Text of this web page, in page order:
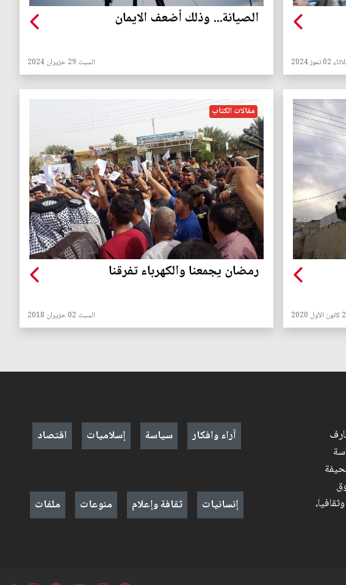
02 تموز 2024
الصيانة... وذلك أضعف الايمان
السبت 29 حزيران 2024
مقالات الكتاب
رمضان يجمعنا والكهرباء تفرقنا
السبت 02 حزيران 2018
آراء وافكار سياسة إسلاميات اقتصاد
إنسانيات ثقافة وإعلام منوعات ملفات